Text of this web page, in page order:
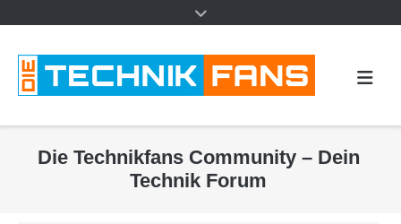
Die Technikfans Community – Dein
Technik Forum